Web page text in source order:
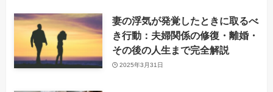
妻の浮気が発覚したときに取るべ
き行動：夫婦関係の修復・離婚・
その後の人生まで完全解説
2025年3月31日